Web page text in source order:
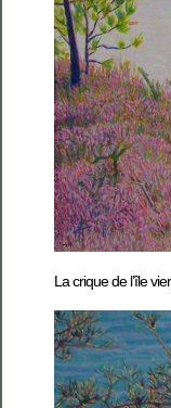
La crique de l’île